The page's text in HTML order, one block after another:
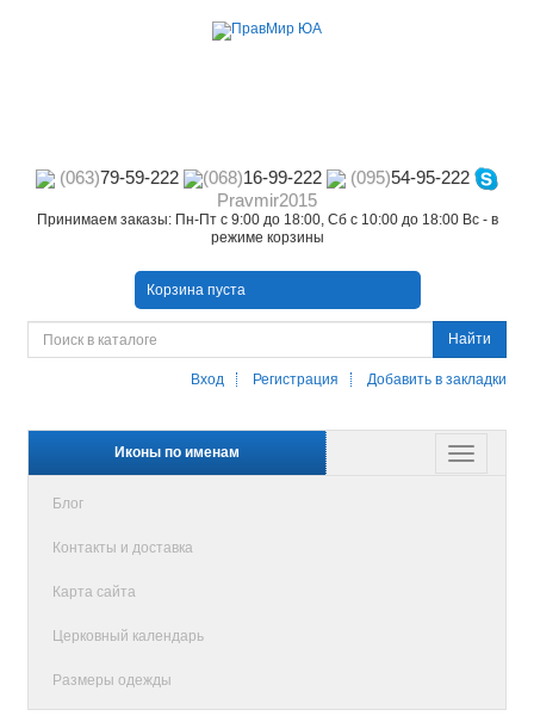
(063)79-59-222 (068)16-99-222 (095)54-95-222
Pravmir2015
Принимаем заказы: Пн-Пт с 9:00 до 18:00, Сб с 10:00 до 18:00 Вс - в
режиме корзины
Корзина пуста
Найти
Вход Регистрация Добавить в закладки
Иконы по именам
Блог
Контакты и доставка
Карта сайта
Церковный календарь
Размеры одежды